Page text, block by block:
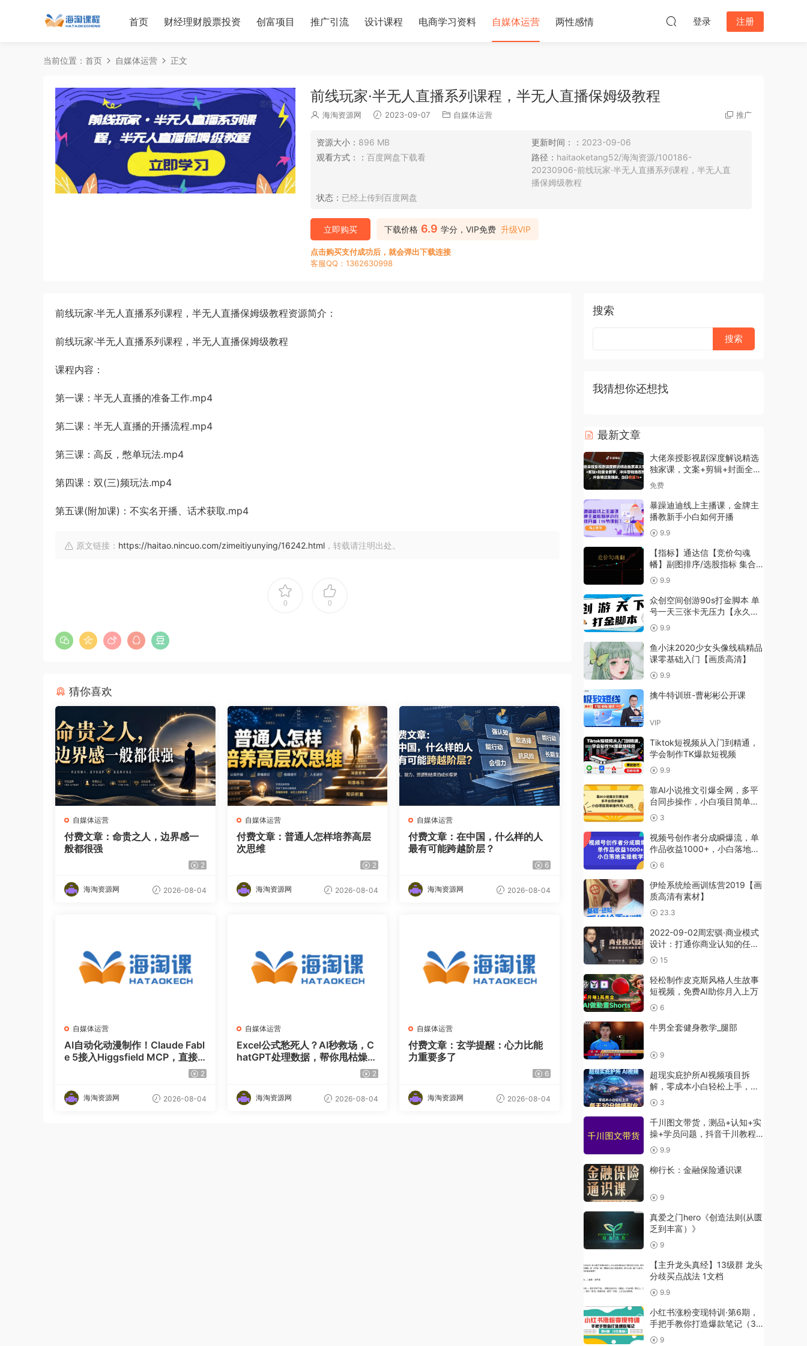
首页 财经理财股票投资 创富项目 推广引流 设计课程 电商学习资料 自媒体运营 两性感情 登录 注册
当前位置： 首页 自媒体运营 正文
前线玩家·半无人直播系列课程，半无人直播保姆级教程
海淘资源网 2023-09-07 自媒体运营 推广
资源大小： 896 MB 更新时间：： 2023-09-06
观看方式：： 百度网盘下载看 路径： haitaoketang52/海淘资源/100186-
20230906-前线玩家·半无人直播系列课程，半无人直
播保姆级教程
状态： 已经上传到百度网盘
下载价格 6.9 学分，VIP免费 升级VIP
立即购买
点击购买支付成功后，就会弹出下载连接
客服QQ：1362630998
前线玩家·半无人直播系列课程，半无人直播保姆级教程资源简介：
前线玩家·半无人直播系列课程，半无人直播保姆级教程
课程内容：
第一课：半无人直播的准备工作.mp4
第二课：半无人直播的开播流程.mp4
第三课：高反，憋单玩法.mp4
第四课：双(三)频玩法.mp4
第五课(附加课)：不实名开播、话术获取.mp4
原文链接： https://haitao.nincuo.com/zimeitiyunying/16242.html ，转载请注明出处。
0 0
猜你喜欢
自媒体运营
付费文章：命贵之人，边界感一
般都很强
2
海淘资源网 2026-08-04
自媒体运营
付费文章：普通人怎样培养高层
次思维
2
海淘资源网 2026-08-04
自媒体运营
付费文章：在中国，什么样的人
最有可能跨越阶层？
6
海淘资源网 2026-08-04
自媒体运营
AI自动化动漫制作！Claude Fabl
e 5接入Higgsfield MCP，直接
2
海淘资源网 2026-08-04
自媒体运营
Excel公式愁死人？AI秒救场，C
hatGPT处理数据，帮你甩枯燥办
公，摸鱼时间直接翻倍【原创双 2
海淘资源网 2026-08-04
自媒体运营
付费文章：玄学提醒：心力比能
力重要多了
6
海淘资源网 2026-08-04
搜索
我猜想你还想找
最新文章
大佬亲授影视剧深度解说精选
独家课，文案+剪辑+封面全教
学，冲抖音精选签独家，当日
收益1k+
免费
暴躁迪迪线上主播课，金牌主
播教新手小白如何开播
9.9
【指标】通达信【竞价勾魂
幡】副图排序/选股指标 集合
竞价短线低吸 高成功率
9.9
众创空间创游90s打金脚本 单
号一天三张卡无压力【永久脚
本+教程】
9.9
鱼小沫2020少女头像线稿精品
课零基础入门【画质高清】
9.9
擒牛特训班-曹彬彬公开课
VIP
Tiktok短视频从入门到精通，
学会制作TK爆款短视频
9.9
靠AI小说推文引爆全网，多平
台同步操作，小白项目简单操
作月入过万
3
视频号创作者分成瞬爆流，单
作品收益1000+，小白落地实
操教学
6
伊绘系统绘画训练营2019【画
质高清有素材】
23.3
2022-09-02周宏骐·商业模式
设计：打通你商业认知的任督
二脉
15
轻松制作皮克斯风格人生故事
短视频，免费AI助你月入上万
6
牛男全套健身教学_腿部
9
超现实庇护所AI视频项目拆
解，零成本小白轻松上手，每
天30分钟搞副业
3
千川图文带货，测品+认知+实
操+学员问题，抖音千川教程
投放教程
9.9
柳行长：金融保险通识课
9
真爱之门hero《创造法则(从匮
乏到丰富）》
9
【主升龙头真经】13级群 龙头
分歧买点战法 1文档
9.9
小红书涨粉变现特训·第6期，
手把手教你打造爆款笔记（3
月新课）
9